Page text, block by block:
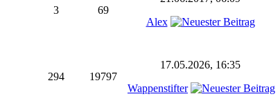
3 69
Alex
294 19797
17.05.2026, 16:35
Wappenstifter